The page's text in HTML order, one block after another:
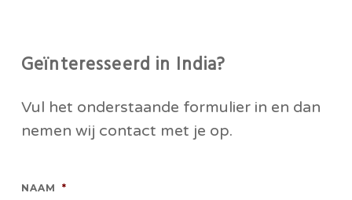
Geïnteresseerd in India?
Vul het onderstaande formulier in en dan
nemen wij contact met je op.
NAAM *